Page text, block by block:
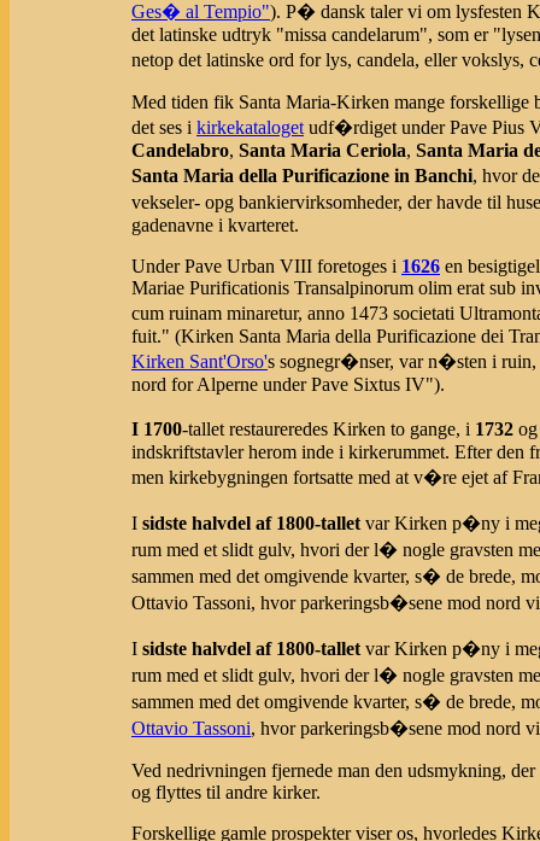
Ges� al Tempio"). P� dansk taler vi om lysfesten
det latinske udtryk "missa candelarum", som er
netop det latinske ord for lys, candela, eller
Med tiden fik Santa Maria-Kirken mange forskellige
det ses i kirkekataloget udf�rdiget under Pave Pius
Candelabro, Santa Maria Ceriola, Santa Maria
Santa Maria della Purificazione in Banchi, hvor
vekseler- opg bankiervirksomheder, der havde til
gadenavne i kvarteret.
Under Pave Urban VIII foretoges i 1626 en
Mariae Purificationis Transalpinorum olim erat sub
cum ruinam minaretur, anno 1473 societati
fuit." (Kirken Santa Maria della Purificazione dei
Kirken Sant'Orso's sognegr�nser, var n�sten i ruin,
nord for Alperne under Pave Sixtus IV").
I 1700-tallet restaureredes Kirken to gange, i 1732
indskriftstavler herom inde i kirkerummet. Efter den
men kirkebygningen fortsatte med at v�re ejet af
I sidste halvdel af 1800-tallet var Kirken p�ny i
rum med et slidt gulv, hvori der l� nogle gravsten
sammen med det omgivende kvarter, s� de brede,
Ottavio Tassoni, hvor parkeringsb�sene mod nord
I sidste halvdel af 1800-tallet var Kirken p�ny i
rum med et slidt gulv, hvori der l� nogle gravsten
sammen med det omgivende kvarter, s� de brede,
Ottavio Tassoni, hvor parkeringsb�sene mod nord
Ved nedrivningen fjernede man den udsmykning,
og flyttes til andre kirker.
Forskellige gamle prospekter viser os, hvorledes